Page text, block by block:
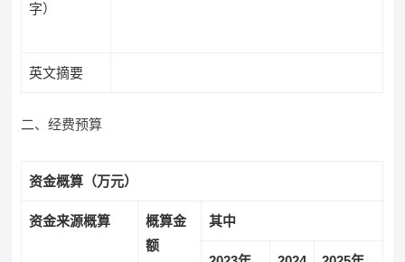
字）
英文摘要
二、经费预算
资金概算（万元）
资金来源概算
概算金
额
其中